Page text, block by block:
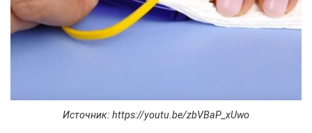
Источник: https://youtu.be/zbVBaP_xUwo